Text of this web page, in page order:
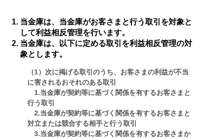
ログイン
くましんFAN
当金庫は、当金庫がお客さまと行う取引を対象と
して利益相反管理を行います。
当金庫は、以下に定める取引を利益相反管理の対
象とします。
（1）次に掲げる取引のうち、お客さまの利益が不当
に害されるおそれのある取引
1.当金庫が契約等に基づく関係を有するお客さまと
行う取引
2.当金庫が契約等に基づく関係を有するお客さまと
対立または競合する相手と行う取引
3.当金庫が契約等に基づく関係を有するお客さまか